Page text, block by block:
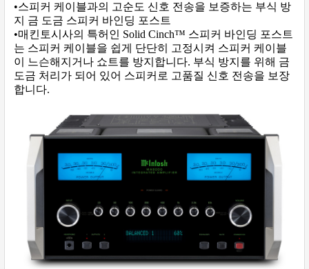
•스피커 케이블과의 고순도 신호 전송을 보증하는 부식 방
지 금 도금 스피커 바인딩 포스트
•매킨토시사의 특허인 Solid Cinch™ 스피커 바인딩 포스트
는 스피커 케이블을 쉽게 단단히 고정시켜 스피커 케이블
이 느슨해지거나 쇼트를 방지합니다. 부식 방지를 위해 금
도금 처리가 되어 있어 스피커로 고품질 신호 전송을 보장
합니다.